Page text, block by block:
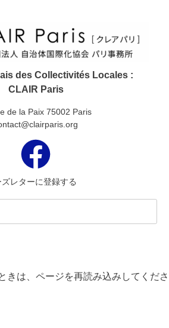
des Collectivités Locales :
CLAIR Paris
de la Paix 75002 Paris
ズレターに登録する
きは、ページを再読み込みしてくださ